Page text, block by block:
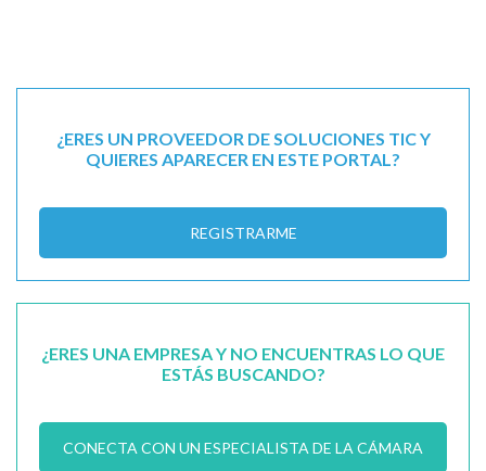
¿ERES UN PROVEEDOR DE SOLUCIONES TIC Y
QUIERES APARECER EN ESTE PORTAL?
REGISTRARME
¿ERES UNA EMPRESA Y NO ENCUENTRAS LO QUE
ESTÁS BUSCANDO?
CONECTA CON UN ESPECIALISTA DE LA CÁMARA